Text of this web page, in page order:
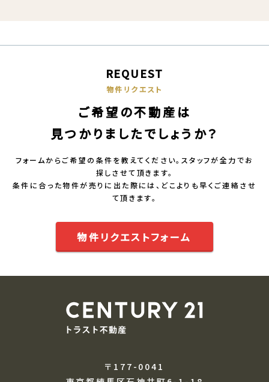
REQUEST
物件リクエスト
ご希望の不動産は
見つかりましたでしょうか？
フォームからご希望の条件を教えてください。スタッフが全力でお
探しさせて頂きます。
条件に合った物件が売りに出た際には、どこよりも早くご連絡させ
て頂きます。
物件リクエストフォーム
〒177-0041